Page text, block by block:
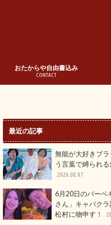
おたからや自由書込み
CONTACT
最近の記事
無能が大好きブ
う言葉で縛られ
2026.08.07
6月20日のバーベ
さん」キャバク
松村に物申す！